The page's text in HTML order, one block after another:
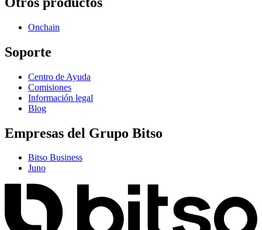
Onchain
Soporte
Centro de Ayuda
Comisiones
Información legal
Blog
Empresas del Grupo Bitso
Bitso Business
Juno